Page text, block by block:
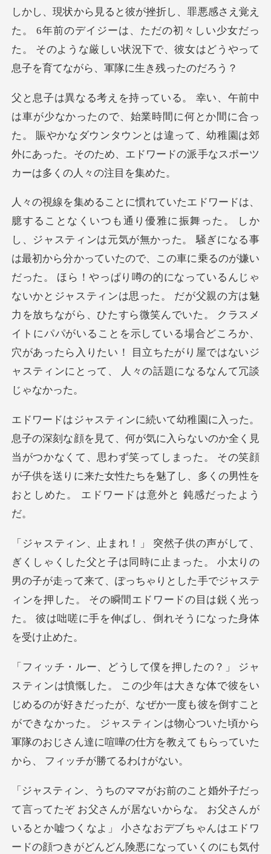
しかし、現状
時間に何とか間に合っ
た。 賑やかなダウンタウンとは違って、幼稚園は郊
外にあ
ので、この車に乗るのが嫌い
だった。 ほら！やっぱり噂の的になっているんじゃ
ないかとジャスティンは思った。 だが父親の方は魅
力を放ちながら、ひたすら微笑んでいた。 ク
らないのか全く見
当がつかなくて、思わず笑ってしまった。 その笑顔
が子供を送りに来た
。 小太りの
男の子が走って来て、ぽっちゃりとした手でジャステ
ィンを押した。 その瞬間
をい
じめるのが好きだったが、なぜか一度も彼を倒すこと
ができなかった。 ジャスティンは物心つい
な。 お父さんが
いるとか嘘つくなよ」 小さなおデブちゃんはエドワ
ードの顔つきがどん